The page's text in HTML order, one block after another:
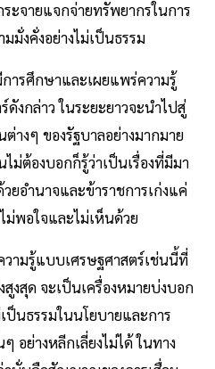
ะจายแจกจ่ายทรัพยากรในการ
มั่งคั่งอย่างไม่เป็นธรรม
ารศึกษาและเผยแพร่ความรู้
ดังกล่าว ในระยะยาวจะนำไปสู่
างๆ ของรัฐบาลอย่างมากมาย
ม่ต้องบอกก็รู้ว่าเป็นเรื่องที่มีมา
ยอำนาจและข้าราชการเก่งแค่
พอใจและไม่เห็นด้วย
ามรู้แบบเศรษฐศาสตร์เช่นนี้ที่
งสุด จะเป็นเครื่องหมายบ่งบอก
ป็นธรรมในนโยบายและการ
อย่างหลีกเลี่ยงไม่ได้ ในทาง